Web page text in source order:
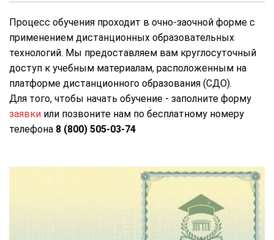
Процесс обучения проходит в очно-заочной форме с
применением дистанционных образовательных
технологий. Мы предоставляем вам круглосуточный
доступ к учебным материалам, расположенным на
платформе дистанционного образования (СДО).
Для того, чтобы начать обучение - заполните форму
заявки или позвоните нам по бесплатному номеру
телефона 8 (800) 505-03-74